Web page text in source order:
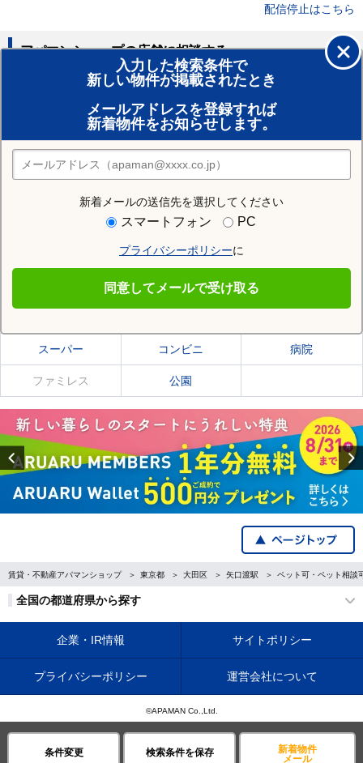
条件変更 検索条件を保存
新着物件
メール
配信停止はこちら
入力した検索条件で
新しい物件が掲載されたとき
メールアドレスを登録すれば
新着物件をお知らせします。
新着メールの送信先を選択してください
スマートフォン PC
プライバシーポリシーに
同意してメールで受け取る
アパマンショップの店舗に相談する
賃貸のプロがお部屋探し！
おまかせ物件リクエスト
住みたい街の店舗を探す
店舗検索
住む街研究所で矢口渡駅の情報を見る
矢口渡駅の施設一覧
スーパー コンビニ 病院
ファミレス 公園
Previous
賃貸・不動産アパマンショップ 東京都 大田区 矢口渡駅 ペット可・ペット相談
全国の都道府県から探す
企業・IR情報 サイトポリシー
プライバシーポリシー 運営会社について
©APAMAN Co.,Ltd.